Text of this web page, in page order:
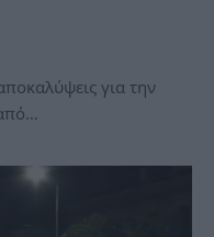
για την